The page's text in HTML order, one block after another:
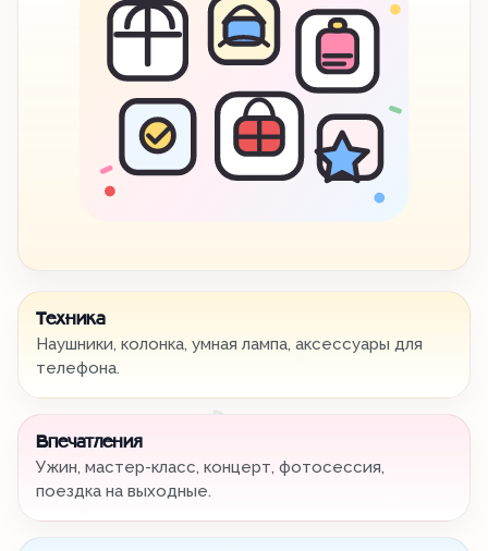
Техника
Наушники, колонка, умная лампа, аксессуары для
телефона.
Впечатления
Ужин, мастер-класс, концерт, фотосессия,
поездка на выходные.